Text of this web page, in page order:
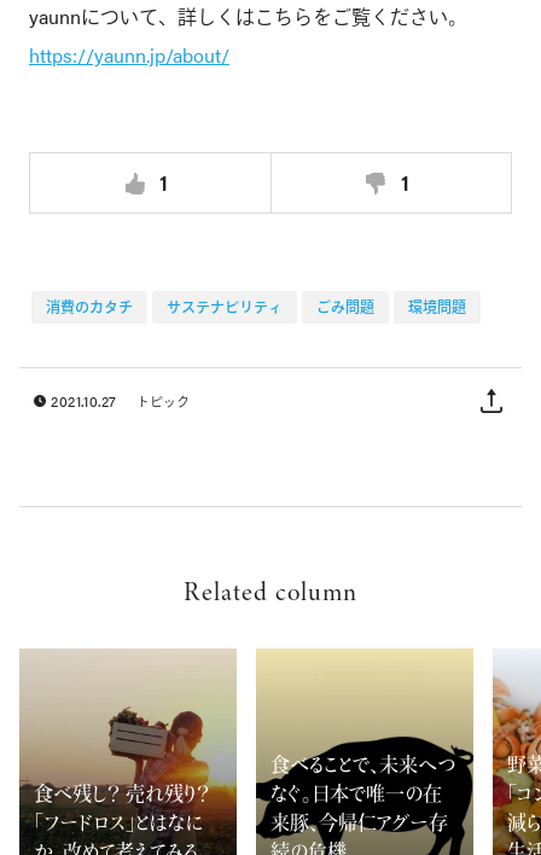
yaunnについて、詳しくはこちらをご覧ください。
https://yaunn.jp/about/
1
1
消費のカタチ サステナビリティ ごみ問題 環境問題
2021.10.27 トピック
Related column
食べ残し？ 売れ残り？
「フードロス」とはなに
か、改めて考えてみる
食べることで、未来へつ
なぐ。日本で唯一の在
来豚、今帰仁アグー存
続の危機。
野
「
減
生